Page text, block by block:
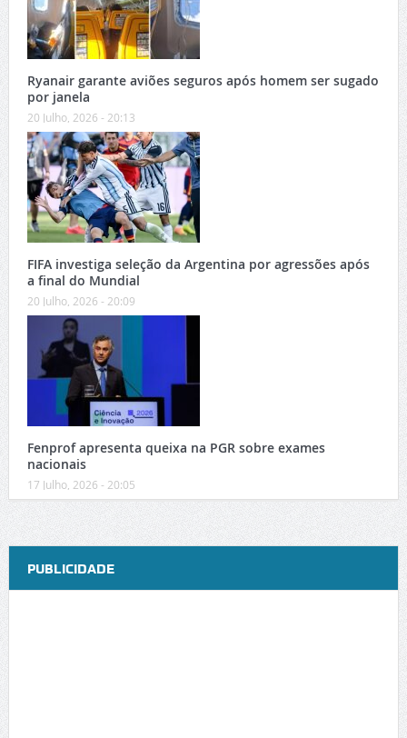
Ryanair garante aviões seguros após homem ser sugado
por janela
20 Julho, 2026 - 20:13
FIFA investiga seleção da Argentina por agressões após
a final do Mundial
20 Julho, 2026 - 20:09
Fenprof apresenta queixa na PGR sobre exames
nacionais
17 Julho, 2026 - 20:05
PUBLICIDADE